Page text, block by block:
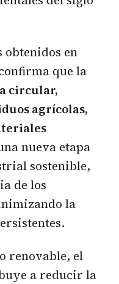
obtenidos en
que la
circular,
agrícolas,
nueva etapa
sostenible,
de los
la
renovable, el
a reducir la